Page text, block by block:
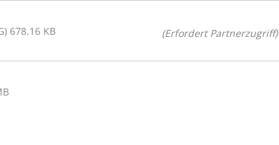
678.16 KB (Erfordert Partnerzugriff)